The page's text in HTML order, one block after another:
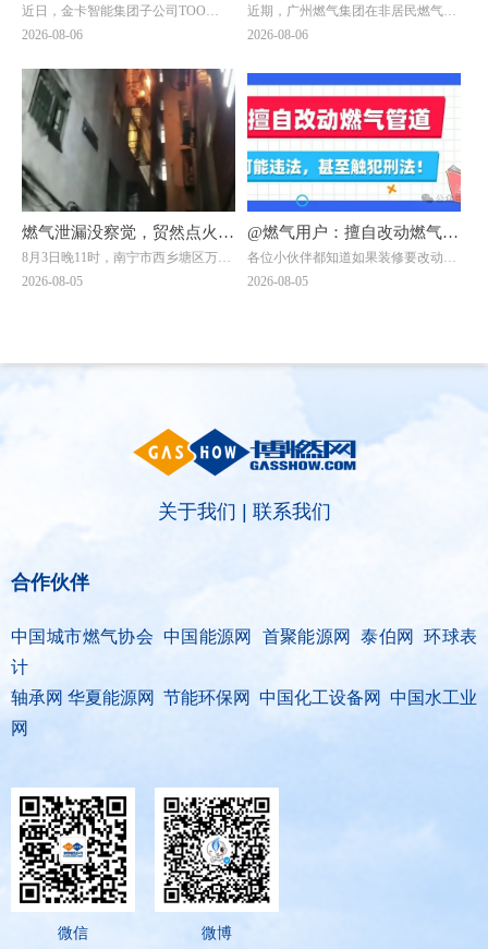
单落地！金卡智能国际化战略
近日，金卡智能集团子公司ТОО
"Goldcard Smart Group
克”）与ТОО "BTS Digital"（以下简
称“BTS Digital”）签署了智能燃气表
销售合同，订单总额折合人民币约8.9
亿元，是公司深耕中亚能源数字化赛
道的标志性重磅订单。
2026-08-06
原因曝光→
近期，广州燃气集团在非居民燃气安
全专项治理中，对两家拒不整改隐患
↓↓↓
2026-08-06
燃气泄漏没察觉，贸然点火做
饭？南宁一自建房发生爆燃，
8月3日晚11时，南宁市西乡塘区万秀
村一栋自建房发生爆燃事件：一名男
2026-08-05
@燃气用户：擅自改动燃气管
道，可能违法，甚至触犯刑
各位小伙伴都知道如果装修要改动燃
气管道需联系燃气公司！但有一些小
2026-08-05
关于我们 联系我们
合作伙伴
中国城市燃气协会 中国能源网 首聚能源网 泰伯网 环球表
计
轴承网 华夏能源网 节能环保网 中国化工设备网 中国水工业
网
微信 微博